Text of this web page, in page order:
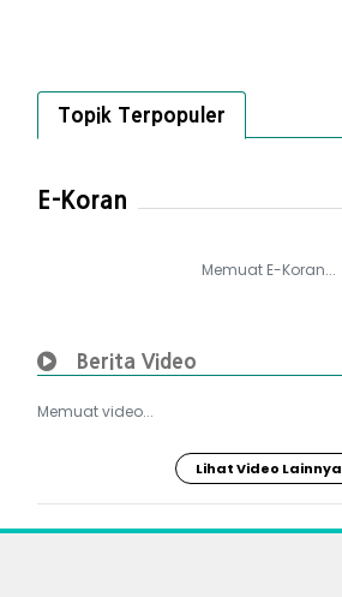
Topik Terpopuler
E-Koran
Memuat E-Koran...
Berita Video
Memuat video...
Lihat Video Lainnya